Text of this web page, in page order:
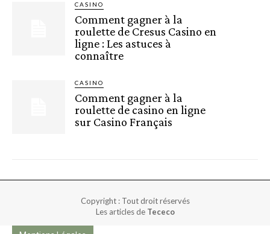
CASINO
Comment gagner à la
roulette de Cresus Casino en
ligne : Les astuces à
connaître
CASINO
Comment gagner à la
roulette de casino en ligne
sur Casino Français
Copyright : Tout droit réservés
Les articles de Tececo